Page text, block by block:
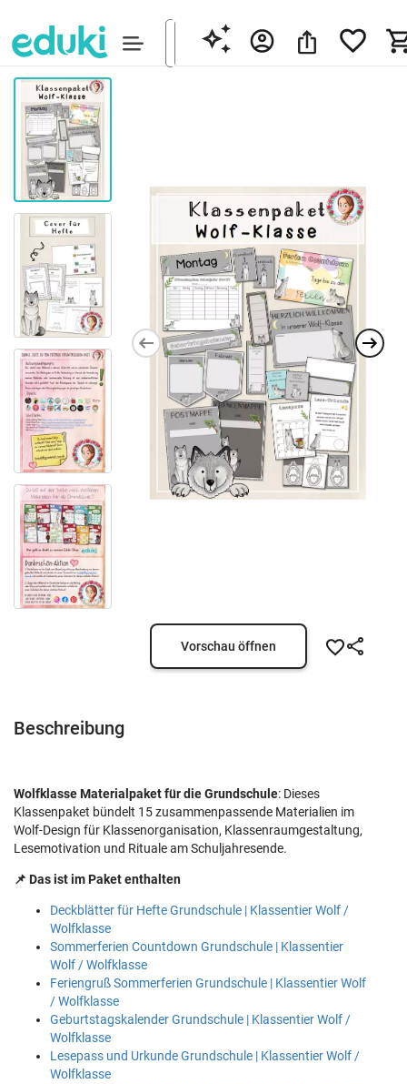
Vorschau öffnen
Beschreibung
Wolfklasse Materialpaket für die Grundschule: Dieses
Klassenpaket bündelt 15 zusammenpassende Materialien im
Wolf-Design für Klassenorganisation, Klassenraumgestaltung,
Lesemotivation und Rituale am Schuljahresende.
📌 Das ist im Paket enthalten
Deckblätter für Hefte Grundschule | Klassentier Wolf /
Wolfklasse
Sommerferien Countdown Grundschule | Klassentier
Wolf / Wolfklasse
Feriengruß Sommerferien Grundschule | Klassentier Wolf
/ Wolfklasse
Geburtstagskalender Grundschule | Klassentier Wolf /
Wolfklasse
Lesepass und Urkunde Grundschule | Klassentier Wolf /
Wolfklasse